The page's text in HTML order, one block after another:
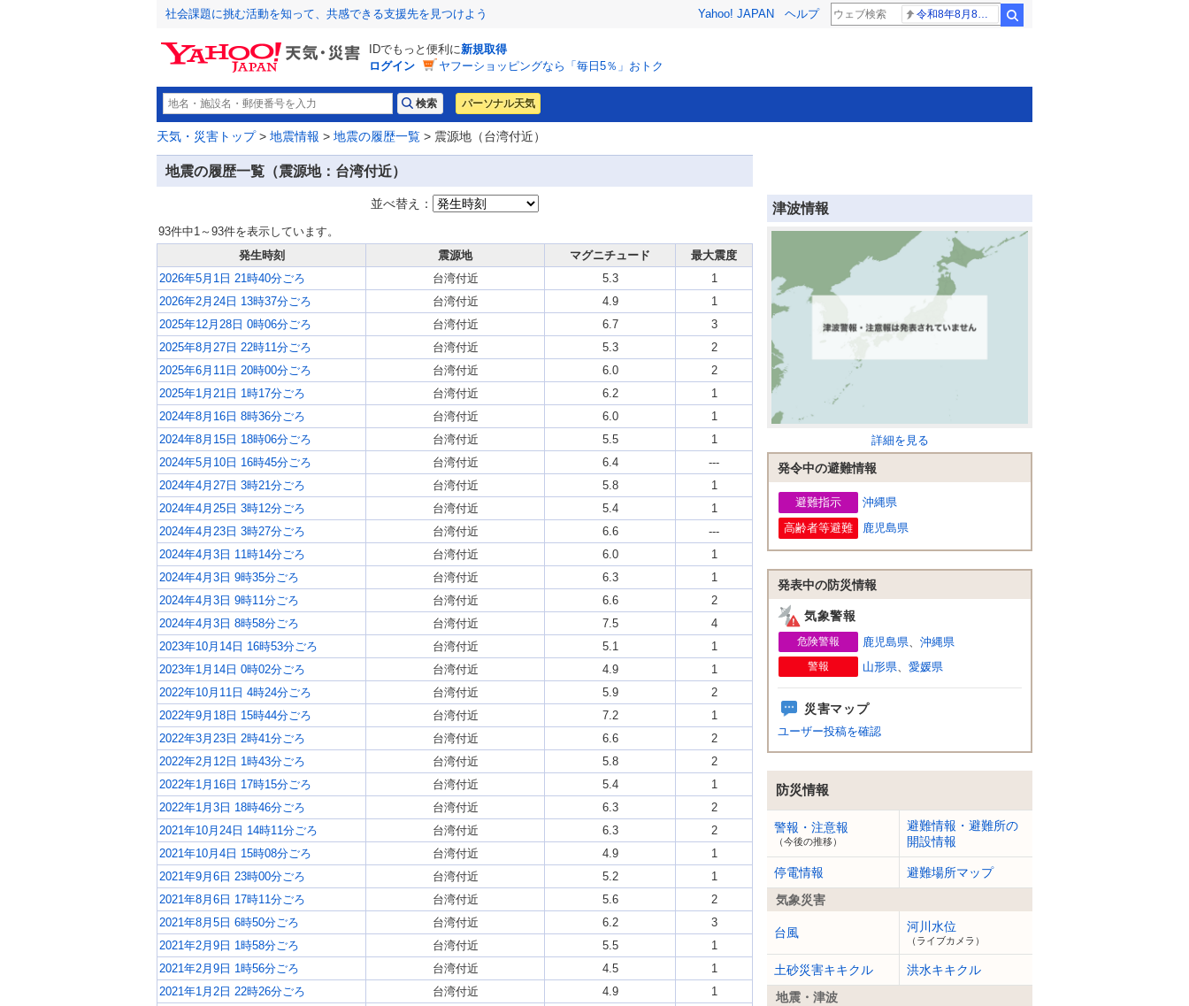
社会課題に挑む活動を知って、共感できる支援先を見つけよう Yahoo! JAPAN ヘルプ
IDでもっと便利に新規取得
ログイン
ヤフーショッピングなら「毎日5％」おトク
パーソナル天気
天気・災害トップ> 地震情報 > 地震の履歴一覧 > 震源地（台湾付近）
地震の履歴一覧（震源地：台湾付近）
並べ替え：
93件中1～93件を表示しています。
発生時刻
震源地 マグニチュード
最大震度
2026年5月1日 21時40分ごろ
台湾付近 5.3
1
2026年2月24日 13時37分ごろ
台湾付近 4.9
1
2025年12月28日 0時06分ごろ
台湾付近 6.7
3
2025年8月27日 22時11分ごろ
台湾付近 5.3
2
2025年6月11日 20時00分ごろ
台湾付近 6.0
2
2025年1月21日 1時17分ごろ
台湾付近 6.2
1
2024年8月16日 8時36分ごろ
台湾付近 6.0
1
2024年8月15日 18時06分ごろ
台湾付近 5.5
1
2024年5月10日 16時45分ごろ
台湾付近 6.4
---
2024年4月27日 3時21分ごろ
台湾付近 5.8
1
2024年4月25日 3時12分ごろ
台湾付近 5.4
1
2024年4月23日 3時27分ごろ
台湾付近 6.6
---
2024年4月3日 11時14分ごろ
台湾付近 6.0
1
2024年4月3日 9時35分ごろ
台湾付近 6.3
1
2024年4月3日 9時11分ごろ
台湾付近 6.6
2
2024年4月3日 8時58分ごろ
台湾付近 7.5
4
2023年10月14日 16時53分ごろ
台湾付近 5.1
1
2023年1月14日 0時02分ごろ
台湾付近 4.9
1
2022年10月11日 4時24分ごろ
台湾付近 5.9
2
2022年9月18日 15時44分ごろ
台湾付近 7.2
1
2022年3月23日 2時41分ごろ
台湾付近 6.6
2
2022年2月12日 1時43分ごろ
台湾付近 5.8
2
2022年1月16日 17時15分ごろ
台湾付近 5.4
1
2022年1月3日 18時46分ごろ
台湾付近 6.3
2
2021年10月24日 14時11分ごろ
台湾付近 6.3
2
2021年10月4日 15時08分ごろ
台湾付近 4.9
1
2021年9月6日 23時00分ごろ
台湾付近 5.2
1
2021年8月6日 17時11分ごろ
台湾付近 5.6
2
2021年8月5日 6時50分ごろ
台湾付近 6.2
3
2021年2月9日 1時58分ごろ
台湾付近 5.5
1
2021年2月9日 1時56分ごろ
台湾付近 4.5
1
2021年1月2日 22時26分ごろ
台湾付近 4.9
1
津波情報
詳細を見る
発令中の避難情報
避難指示
沖縄県
高齢者等避難
鹿児島県
発表中の防災情報
気象警報
危険警報 鹿児島県、 沖縄県
警報 山形県、 愛媛県
災害マップ
ユーザー投稿を確認
防災情報
警報・注意報
（今後の推移）
避難情報・避難所の
開設情報
停電情報
避難場所マップ
気象災害
台風 河川水位
（ライブカメラ）
土砂災害キキクル
洪水キキクル
地震・津波